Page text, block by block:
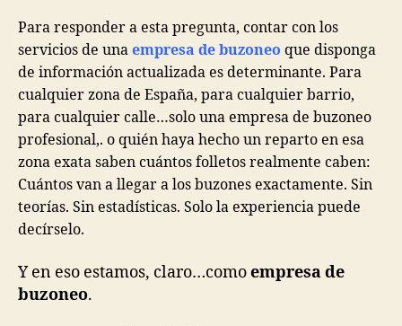
Para responder a esta pregunta, contar con los
servicios de una empresa de buzoneo que disponga
de información actualizada es determinante. Para
cualquier zona de España, para cualquier barrio,
para cualquier calle…solo una empresa de buzoneo
profesional,. o quién haya hecho un reparto en esa
zona exata saben cuántos folletos realmente caben:
Cuántos van a llegar a los buzones exactamente. Sin
teorías. Sin estadísticas. Solo la experiencia puede
decírselo.
Y en eso estamos, claro…comoempresa de
buzoneo.